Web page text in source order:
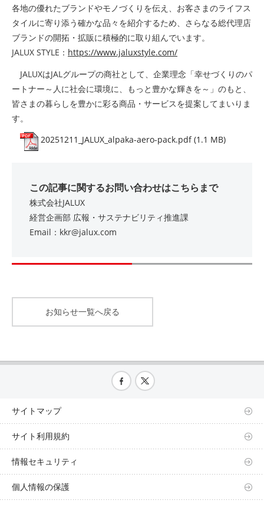
各地の優れたブランドやモノづくりを伝え、お客さまのライフス
タイルに寄り添う確かな品々を紹介するため、さらなる総代理店
ブランドの開拓・拡販に積極的に取り組んでいます。
JALUX STYLE： https://www.jaluxstyle.com/
JALUXはJALグループの商社として、企業理念「幸せづくりのパ
ートナー～人に社会に環境に、もっと豊かな輝きを～」のもと、
皆さまの暮らしを豊かに彩る商品・サービスを提案してまいりま
す。
20251211_JALUX_alpaka-aero-pack.pdf (1.1 MB)
この記事に関するお問い合わせはこちらまで
株式会社JALUX
経営企画部 広報・サステナビリティ推進課
Email：kkr@jalux.com
お知らせ一覧へ戻る
サイトマップ
サイト利用規約
情報セキュリティ
個人情報の保護